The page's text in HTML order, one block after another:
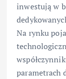
inwestują w
Na rynku
parametrach